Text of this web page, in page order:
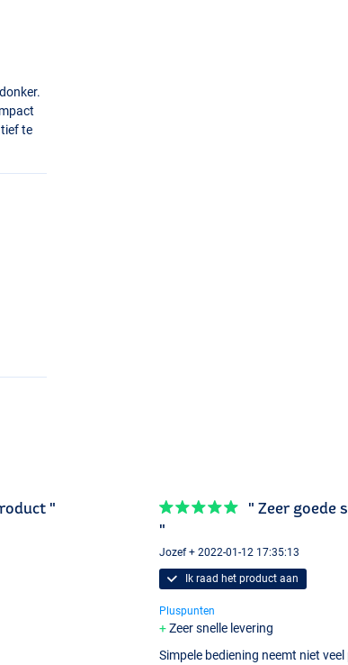
te
"
" Zeer goede
"
Jozef + 2022-01-12 17:35:13
Ik raad het product aan
Pluspunten
Zeer snelle levering
Simpele bediening neemt niet